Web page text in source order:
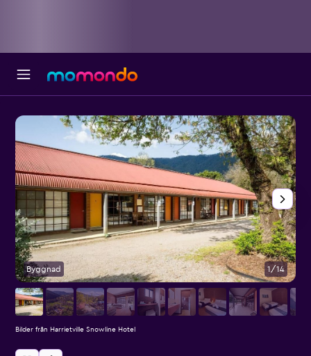
Byggnad 1/14
Bilder från Harrietville Snowline Hotel